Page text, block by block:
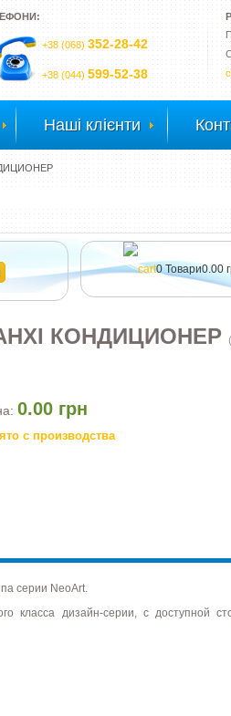
+38 (068) 352-28-42
+38 (044) 599-52-38
Наші клієнти
0Товари0.00
КОНДИЦИОНЕР
0.00 грн
с производства
серии NeoArt.
класса дизайн-серии, с доступной